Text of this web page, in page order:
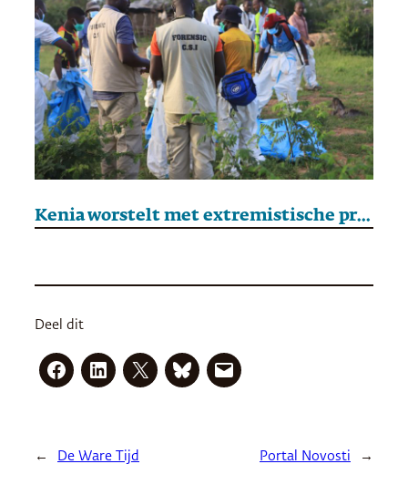
Kenia worstelt met extremistische predikers. ‘Mensen worden gehersenspoeld’
Deel dit
← De Ware Tijd Portal Novosti →